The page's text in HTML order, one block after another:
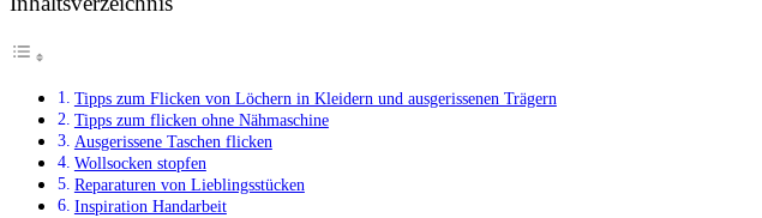
Tipps zum Flicken von Löchern in Kleidern und ausgerissenen Trägern
Tipps zum flicken ohne Nähmaschine
Ausgerissene Taschen flicken
Wollsocken stopfen
Reparaturen von Lieblingsstücken
Inspiration Handarbeit